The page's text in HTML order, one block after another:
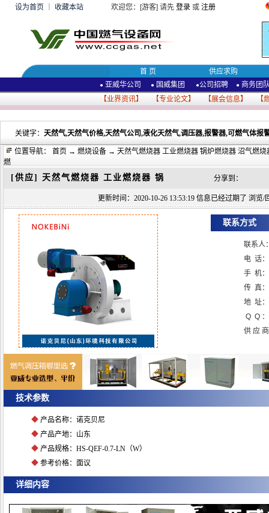
设为首页 收藏本站 欢迎您：[游客] 请先 登录或 注册
首 页 供应求购
● 亚威华公司 ● 国威集团 ●公司招聘 ● 商务团
【业界资讯】 【专业论文】 【展会信息】 【
关键字： 天然气,天然气价格,天然气公司,液化天然气,调压器,报警器,可燃气体
位置导航： 首页 → 燃烧设备 → 天然气燃烧器 工业燃烧器 锅炉燃烧器 沼气燃烧
燃
[供应] 天然气燃烧器 工业燃烧器 锅 分享到：
更新时间：2020-10-26 13:53:19 信息已经过期了 浏览/
点击放大图片
联系方式
联系人
电 话：
手 机：
传 真
地 址：
Q Q ：
供 应
技术参数
◆ 产品名称：诺克贝尼
◆ 产品产地：山东
◆ 产品规格：HS-QEF-0.7-LN（W）
◆ 参考价格：面议
详细内容